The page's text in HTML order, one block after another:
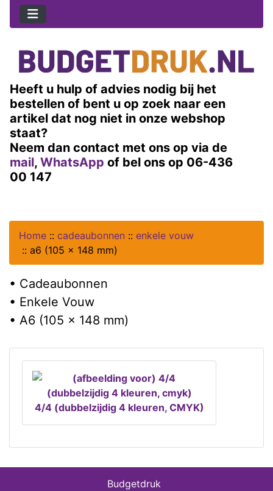
Heeft u hulp of advies nodig bij het
bestellen of bent u op zoek naar een
artikel dat nog niet in onze webshop
staat?
Neem dan contact met ons op via de
mail, WhatsApp of bel ons op 06-436
00 147
Home :: cadeaubonnen :: enkele vouw
:: a6 (105 x 148 mm)
• Cadeaubonnen
• Enkele Vouw
• A6 (105 x 148 mm)
4/4 (dubbelzijdig 4 kleuren, CMYK)
Budgetdruk